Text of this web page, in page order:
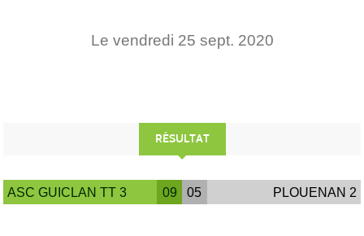
Le vendredi 25 sept. 2020
RÉSULTAT
ASC GUICLAN TT 3 09 05 PLOUENAN 2